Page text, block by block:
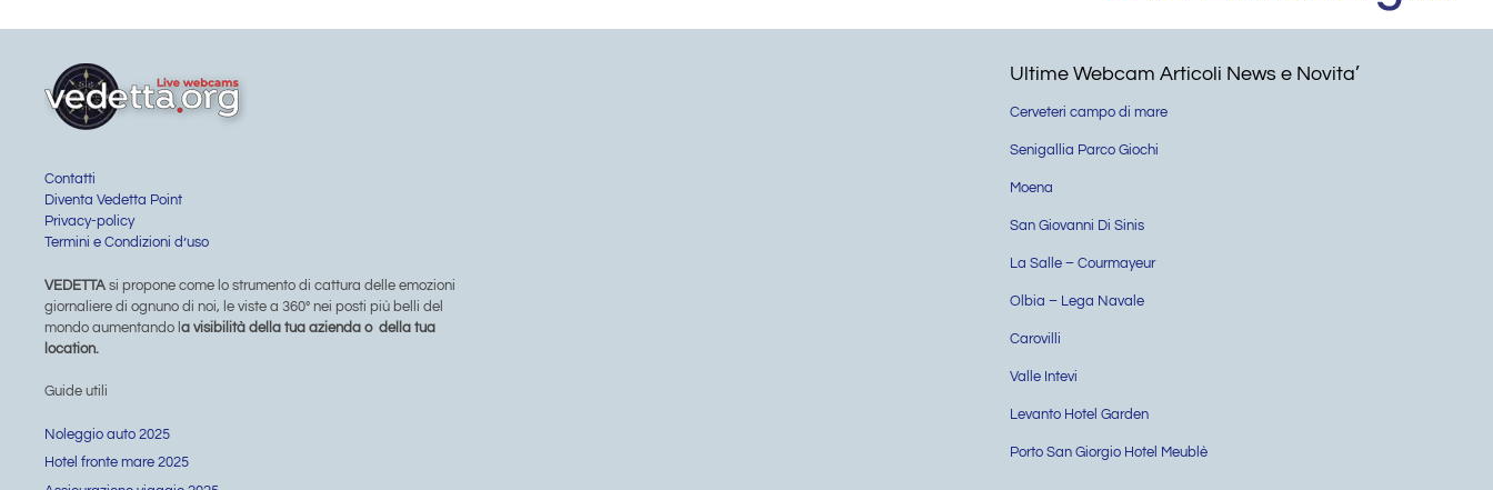
Contatti
Diventa Vedetta Point
Privacy-policy
Termini e Condizioni d’uso
VEDETTA si propone come lo strumento di cattura delle emozioni
giornaliere di ognuno di noi, le viste a 360° nei posti più belli del
mondo aumentando l a visibilità della tua azienda o della tua
location.
Guide utili
Noleggio auto 2025
Hotel fronte mare 2025
Ultime Webcam Articoli News e Novita’
Cerveteri campo di mare
Senigallia Parco Giochi
Moena
San Giovanni Di Sinis
La Salle – Courmayeur
Olbia – Lega Navale
Carovilli
Valle Intevi
Levanto Hotel Garden
Porto San Giorgio Hotel Meublè